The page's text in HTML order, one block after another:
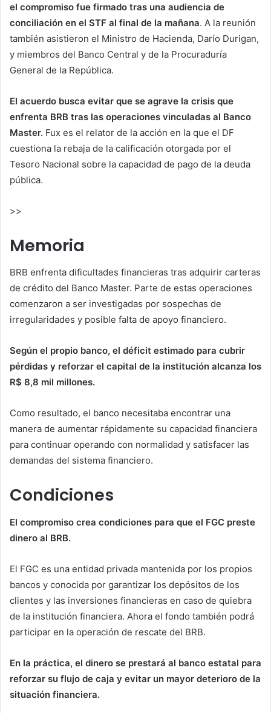
el compromiso fue firmado tras una audiencia de
conciliación en el STF al final de la mañana. A la reunión
también asistieron el Ministro de Hacienda, Darío Durigan,
y miembros del Banco Central y de la Procuraduría
General de la República.
El acuerdo busca evitar que se agrave la crisis que
enfrenta BRB tras las operaciones vinculadas al Banco
Master. Fux es el relator de la acción en la que el DF
cuestiona la rebaja de la calificación otorgada por el
Tesoro Nacional sobre la capacidad de pago de la deuda
pública.
>>
Memoria
BRB enfrenta dificultades financieras tras adquirir carteras
de crédito del Banco Master. Parte de estas operaciones
comenzaron a ser investigadas por sospechas de
irregularidades y posible falta de apoyo financiero.
Según el propio banco, el déficit estimado para cubrir
pérdidas y reforzar el capital de la institución alcanza los
R$ 8,8 mil millones.
Como resultado, el banco necesitaba encontrar una
manera de aumentar rápidamente su capacidad financiera
para continuar operando con normalidad y satisfacer las
demandas del sistema financiero.
Condiciones
El compromiso crea condiciones para que el FGC preste
dinero al BRB.
El FGC es una entidad privada mantenida por los propios
bancos y conocida por garantizar los depósitos de los
clientes y las inversiones financieras en caso de quiebra
de la institución financiera. Ahora el fondo también podrá
participar en la operación de rescate del BRB.
En la práctica, el dinero se prestará al banco estatal para
reforzar su flujo de caja y evitar un mayor deterioro de la
situación financiera.